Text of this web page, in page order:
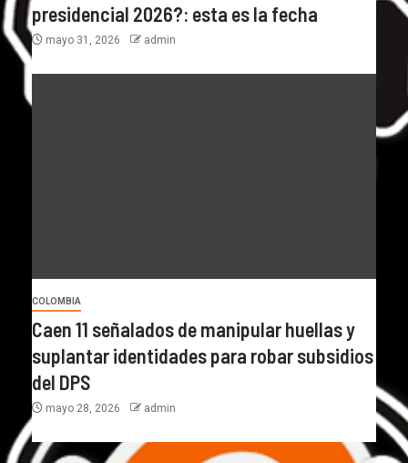
presidencial 2026?: esta es la fecha
mayo 31, 2026 admin
COLOMBIA
Caen 11 señalados de manipular huellas y
suplantar identidades para robar subsidios
del DPS
mayo 28, 2026 admin